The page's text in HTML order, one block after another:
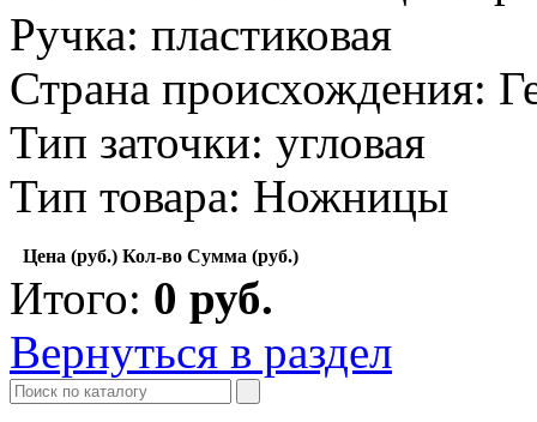
Ручка: пластиковая
Страна происхождения:
Тип заточки: угловая
Тип товара: Ножницы
Цена (руб.) Кол-во Сумма (руб.)
Итого: 0 руб.
Вернуться в раздел